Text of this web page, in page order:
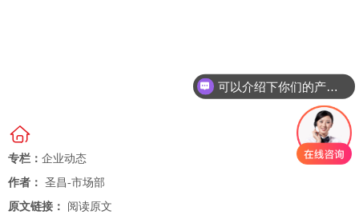
专栏： 企业动态
作者： 圣昌-市场部
原文链接：
阅读原文
可以介绍下你们的产品么？